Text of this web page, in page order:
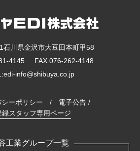
石川県金沢市大豆田本町甲58
4145
FAX:076-262-4148
edi-info@shibuya.co.jp
ーポリシー / 電子公告 /
録スタッフ専用ページ
工業グループ一覧